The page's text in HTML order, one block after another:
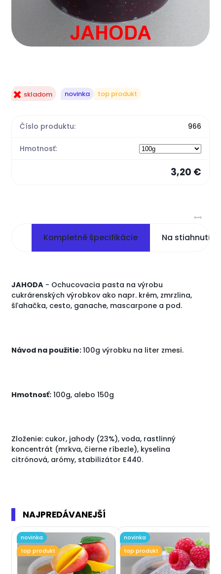
skladom novinka top produkt
Číslo produktu: 966
Hmotnosť:
3,20 €
Kompletné špecifikácie Na stiahnutie
JAHODA - Ochucovacia pasta na výrobu
cukrárenských výrobkov ako napr. krém, zmrzlina,
šľahačka, cesto, ganache, mascarpone a pod.
Návod na použitie:100g výrobku na liter zmesi.
Hmotnosť: 100g, alebo 150g
Zloženie: cukor, jahody (23%), voda, rastlinný
koncentrát (mrkva, čierne ríbezle), kyselina
citrónová, arómy, stabilizátor E440.
NAJPREDÁVANEJŠÍ
novinka
top produkt
novinka
top produkt